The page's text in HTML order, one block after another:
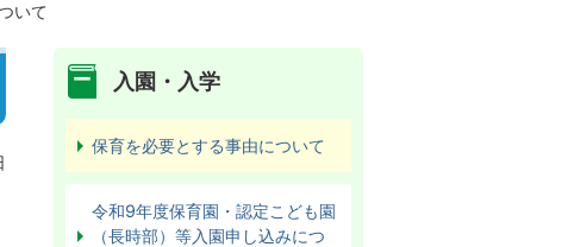
いて
入園・入学
保育を必要とする事由について
令和9年度保育園・認定こども園
（長時部）等入園申し込みにつ